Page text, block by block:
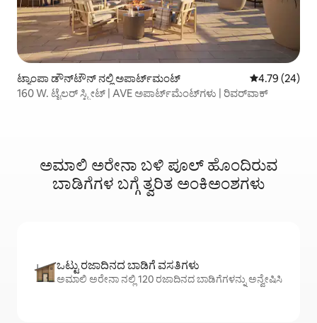
ಟ್ಯಾಂಪಾ ಡೌನ್‌ಟೌನ್ ನಲ್ಲಿ ಅಪಾರ್ಟ್‌ಮಂಟ್ 5 ರಲ್ಲಿ 4.79
4.79 (24)
160 W. ಟೈಲರ್ ಸ್ಟ್ರೀಟ್ | AVE ಅಪಾರ್ಟ್‌ಮೆಂಟ್‌ಗಳು | ರಿವರ್‌ವಾಕ್
ಅಮಾಲಿ ಅರೇನಾ ಬಳಿ ಪೂಲ್ ಹೊಂದಿರುವ
ಬಾಡಿಗೆಗಳ ಬಗ್ಗೆ ತ್ವರಿತ ಅಂಕಿಅಂಶಗಳು
ಒಟ್ಟು ರಜಾದಿನದ ಬಾಡಿಗೆ ವಸತಿಗಳು
ಅಮಾಲಿ ಅರೇನಾ ನಲ್ಲಿ 120 ರಜಾದಿನದ ಬಾಡಿಗೆಗಳನ್ನು ಅನ್ವೇಷಿಸಿ